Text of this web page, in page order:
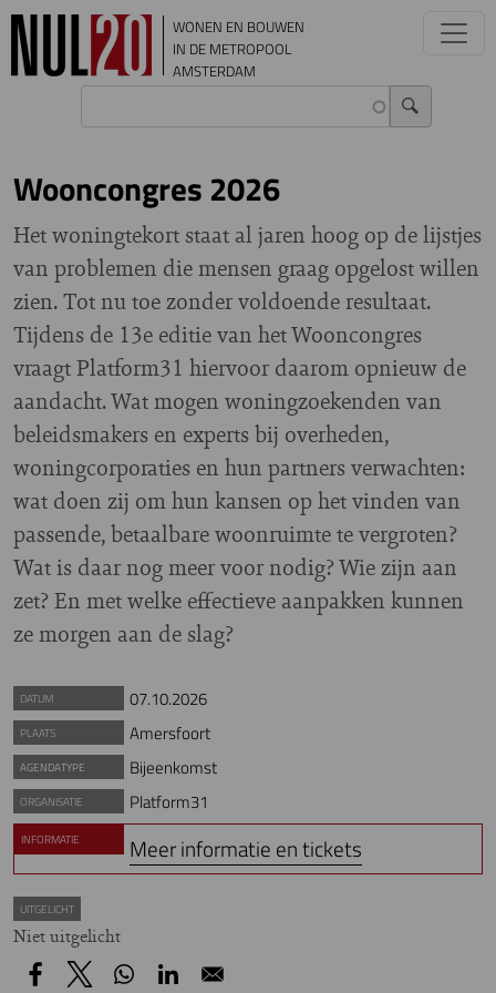
Overslaan en naar de inhoud gaan
WONEN EN BOUWEN
IN DE METROPOOL
AMSTERDAM
Wooncongres 2026
Het woningtekort staat al jaren hoog op de lijstjes
van problemen die mensen graag opgelost willen
zien. Tot nu toe zonder voldoende resultaat.
Tijdens de 13e editie van het Wooncongres
vraagt Platform31 hiervoor daarom opnieuw de
aandacht. Wat mogen woningzoekenden van
beleidsmakers en experts bij overheden,
woningcorporaties en hun partners verwachten:
wat doen zij om hun kansen op het vinden van
passende, betaalbare woonruimte te vergroten?
Wat is daar nog meer voor nodig? Wie zijn aan
zet? En met welke effectieve aanpakken kunnen
ze morgen aan de slag?
DATUM 07.10.2026
PLAATS Amersfoort
AGENDATYPE Bijeenkomst
ORGANISATIE Platform31
INFORMATIE Meer informatie en tickets
UITGELICHT
Niet uitgelicht